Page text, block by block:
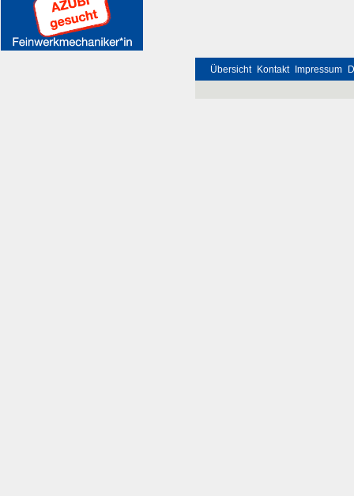
Übersicht Kontakt Impressum